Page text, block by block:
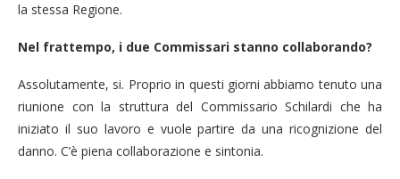
la stessa Regione.
Nel frattempo, i due Commissari stanno collaborando?
Assolutamente, si. Proprio in questi giorni abbiamo tenuto una
riunione con la struttura del Commissario Schilardi che ha
iniziato il suo lavoro e vuole partire da una ricognizione del
danno. C’è piena collaborazione e sintonia.